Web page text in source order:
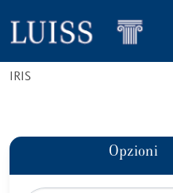
IRIS
Opzioni